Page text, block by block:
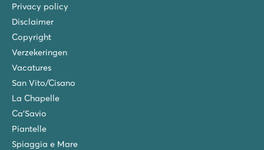
Privacy policy
Disclaimer
Copyright
Verzekeringen
Vacatures
San Vito/Cisano
La Chapelle
Ca'Savio
Piantelle
Spiaggia e Mare